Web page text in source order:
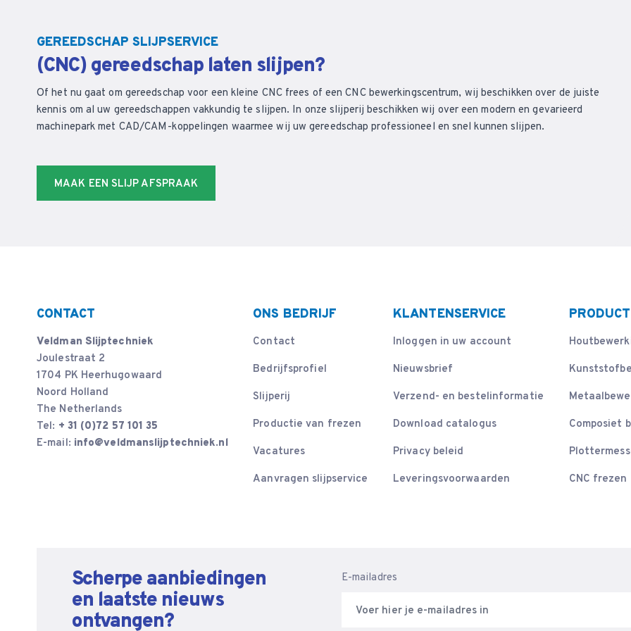
GEREEDSCHAP SLIJPSERVICE
(CNC) gereedschap laten slijpen?
Of het nu gaat om gereedschap voor een kleine CNC frees of een CNC bewerkingscentrum, wij beschikken over de juiste
kennis om al uw gereedschappen vakkundig te slijpen. In onze slijperij beschikken wij over een modern en gevarieerd
machinepark met CAD/CAM-koppelingen waarmee wij uw gereedschap professioneel en snel kunnen slijpen.
MAAK EEN SLIJP AFSPRAAK
CONTACT
Veldman Slijptechniek
Joulestraat 2
1704 PK Heerhugowaard
Noord Holland
The Netherlands
Tel: + 31 (0)72 57 101 35
E-mail: info@veldmanslijptechniek.nl
ONS BEDRIJF
Contact
Bedrijfsprofiel
Slijperij
Productie van frezen
Vacatures
Aanvragen slijpservice
KLANTENSERVICE
Inloggen in uw account
Nieuwsbrief
Verzend- en bestelinformatie
Download catalogus
Privacy beleid
Leveringsvoorwaarden
Composiet
CNC frezen
Scherpe aanbiedingen
en laatste nieuws
ontvangen?
E-mailadres